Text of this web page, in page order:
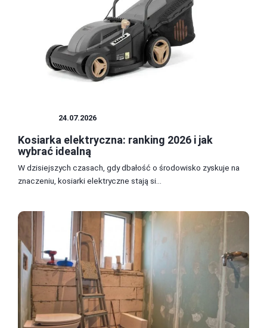
24.07.2026
Kosiarka elektryczna: ranking 2026 i jak
wybrać idealną
W dzisiejszych czasach, gdy dbałość o środowisko zyskuje na
znaczeniu, kosiarki elektryczne stają si...